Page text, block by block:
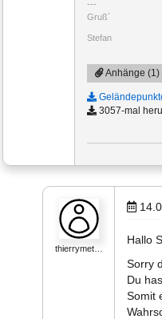
Gruß´
Stefan
Anhänge (1)
3057-mal
thierrymet…
Hallo
Sorry
Du
Somit